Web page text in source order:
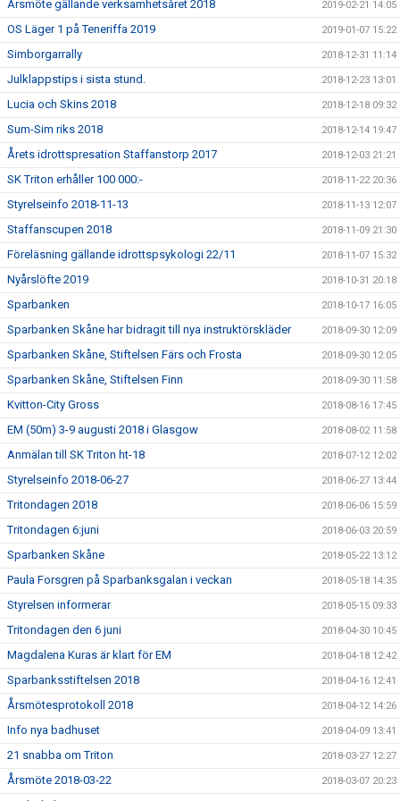
Årsmöte gällande verksamhetsåret 2018 2019-02-21 14:05
OS Läger 1 på Teneriffa 2019 2019-01-07 15:22
Simborgarrally 2018-12-31 11:14
Julklappstips i sista stund. 2018-12-23 13:01
Lucia och Skins 2018 2018-12-18 09:32
Sum-Sim riks 2018 2018-12-14 19:47
Årets idrottspresation Staffanstorp 2017 2018-12-03 21:21
SK Triton erhåller 100 000:- 2018-11-22 20:36
Styrelseinfo 2018-11-13 2018-11-13 12:07
Staffanscupen 2018 2018-11-09 21:30
Föreläsning gällande idrottspsykologi 22/11 2018-11-07 15:32
Nyårslöfte 2019 2018-10-31 20:18
Sparbanken 2018-10-17 16:05
Sparbanken Skåne har bidragit till nya instruktörskläder 2018-09-30 12:09
Sparbanken Skåne, Stiftelsen Färs och Frosta 2018-09-30 12:05
Sparbanken Skåne, Stiftelsen Finn 2018-09-30 11:58
Kvitton-City Gross 2018-08-16 17:45
EM (50m) 3-9 augusti 2018 i Glasgow 2018-08-02 11:58
Anmälan till SK Triton ht-18 2018-07-12 12:02
Styrelseinfo 2018-06-27 2018-06-27 13:44
Tritondagen 2018 2018-06-06 15:59
Tritondagen 6:juni 2018-06-03 20:59
Sparbanken Skåne 2018-05-22 13:12
Paula Forsgren på Sparbanksgalan i veckan 2018-05-18 14:35
Styrelsen informerar 2018-05-15 09:33
Tritondagen den 6 juni 2018-04-30 10:45
Magdalena Kuras är klart för EM 2018-04-18 12:42
Sparbanksstiftelsen 2018 2018-04-16 12:41
Årsmötesprotokoll 2018 2018-04-12 14:26
Info nya badhuset 2018-04-09 13:41
21 snabba om Triton 2018-03-27 12:27
Årsmöte 2018-03-22 2018-03-07 20:23